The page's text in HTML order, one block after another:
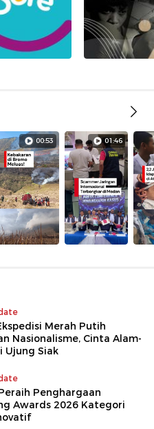
00:53 01:46
Merah Putih
Nasionalisme, Cinta Alam-
Ujung Siak
Penghargaan
Awards 2026 Kategori